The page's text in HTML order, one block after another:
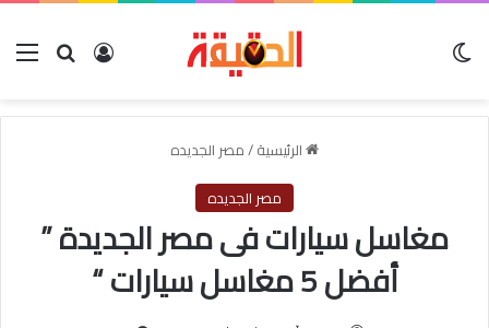
بحث عنتسجيل
الرئيسية/مصر الجديده
مصر الجديده
مغاسل سيارات فى مصر الجديدة ”
أفضل 5 مغاسل سيارات “